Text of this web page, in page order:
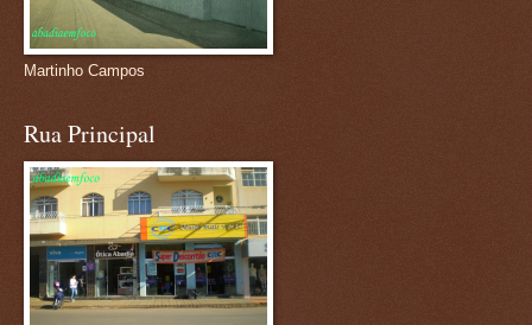
Martinho Campos
Rua Principal